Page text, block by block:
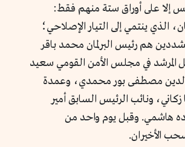
إلا على أوراق ستة منهم فقط:
الذي ينتمي إلى التيار الإصلاحي؛
هم رئيس البرلمان محمد باقر
المرشد في مجلس الأمن القومي سعيد
مصطفى بور محمدي، وعمدة
ونائب الرئيس السابق أمير
هاشمي. وقبل يوم واحد من
الأخيران.